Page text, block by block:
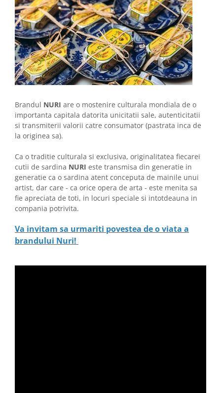
Brandul NURI are o mostenire culturala mondiala de o
importanta capitala datorita unicitatii sale, autenticitatii
si transmiterii valorii catre consumator (pastrata inca de
la originea sa).
Ca o traditie culturala si exclusiva, originalitatea fiecarei
cutii de sardina NURI este transmisa din generatie in
generatie ca o sardina atent conceputa de mainile unui
artist, dar care - ca orice opera de arta - este menita sa
fie apreciata de toti, in locuri speciale si intotdeauna in
compania potrivita.
Va invitam sa urmariti povestea de o viata a
brandului Nuri!